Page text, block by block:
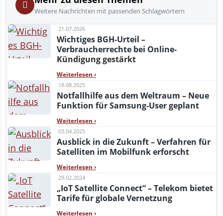
Weitere Nachrichten mit passenden Schlagwörtern
21.07.2026
Wichtiges BGH-Urteil –
Verbraucherrechte bei Online-
Kündigung gestärkt
Weiterlesen ›
18.08.2025
Notfallhilfe aus dem Weltraum – Neue
Funktion für Samsung-User geplant
Weiterlesen ›
03.04.2025
Ausblick in die Zukunft – Verfahren für
Satelliten im Mobilfunk erforscht
Weiterlesen ›
29.02.2024
„IoT Satellite Connect“ – Telekom bietet
Tarife für globale Vernetzung
Weiterlesen ›